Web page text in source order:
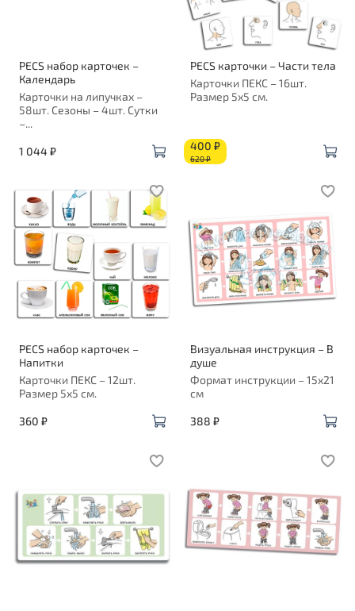
PECS набор карточек –
Календарь
Карточки на липучках –
58шт. Сезоны – 4шт. Сутки
–...
1 044 ₽
PECS карточки – Части тела
Карточки ПЕКС – 16шт.
Размер 5х5 см.
400 ₽
620 ₽
PECS набор карточек –
Напитки
Карточки ПЕКС – 12шт.
Размер 5х5 см.
360 ₽
Визуальная инструкция – В
душе
Формат инструкции – 15х21
см
388 ₽